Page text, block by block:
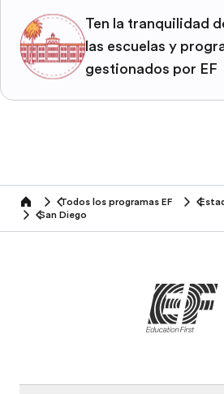
Ten la tranquilidad
las escuelas y
gestionados por EF
home Todos los programas EF
San Diego